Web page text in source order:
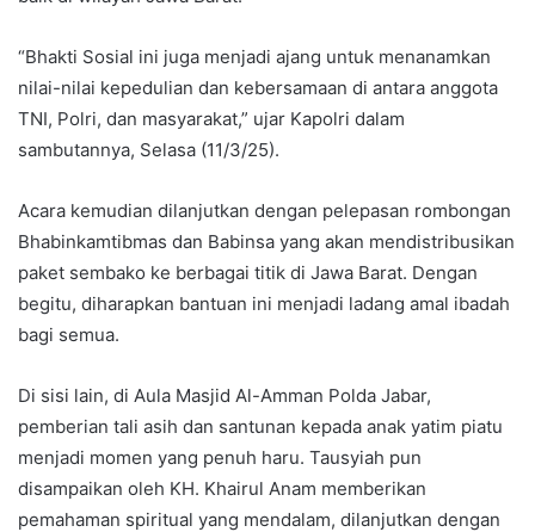
“Bhakti Sosial ini juga menjadi ajang untuk menanamkan
nilai-nilai kepedulian dan kebersamaan di antara anggota
TNI, Polri, dan masyarakat,” ujar Kapolri dalam
sambutannya, Selasa (11/3/25).
Acara kemudian dilanjutkan dengan pelepasan rombongan
Bhabinkamtibmas dan Babinsa yang akan mendistribusikan
paket sembako ke berbagai titik di Jawa Barat. Dengan
begitu, diharapkan bantuan ini menjadi ladang amal ibadah
bagi semua.
Di sisi lain, di Aula Masjid Al-Amman Polda Jabar,
pemberian tali asih dan santunan kepada anak yatim piatu
menjadi momen yang penuh haru. Tausyiah pun
disampaikan oleh KH. Khairul Anam memberikan
pemahaman spiritual yang mendalam, dilanjutkan dengan